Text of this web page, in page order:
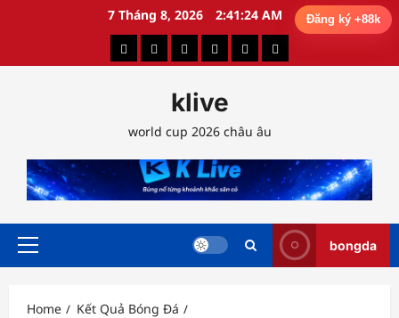
7 Tháng 8, 2026 2:41:25 AM
Kết
Đá
Lịch Ngoại
Anh
Phân
Chiến
Thuật
Phân
Gia
Tỷ
klive
world cup 2026 châu âu
Primary
bongda
Home
Kết Quả Bóng Đá
Đăng ký +88k